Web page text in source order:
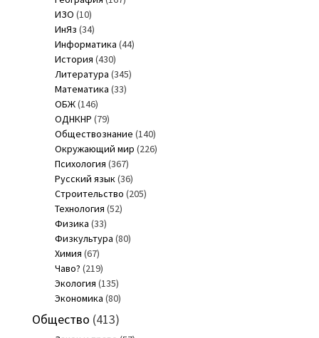
ИЗО (10)
ИнЯз (34)
Информатика (44)
История (430)
Литература (345)
Математика (33)
ОБЖ(146)
ОДНКНР (79)
Обществознание (140)
Окружающий мир (226)
Психология (367)
Русский язык(36)
Строительство (205)
Технология (52)
Физика (33)
Физкультура (80)
Химия (67)
Чаво? (219)
Экология (135)
Экономика (80)
Общество (413)